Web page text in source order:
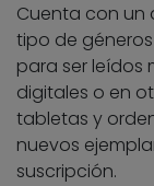
Cuenta con
tipo de
para ser leídos
digitales o en
tabletas y
nuevos
suscripción.